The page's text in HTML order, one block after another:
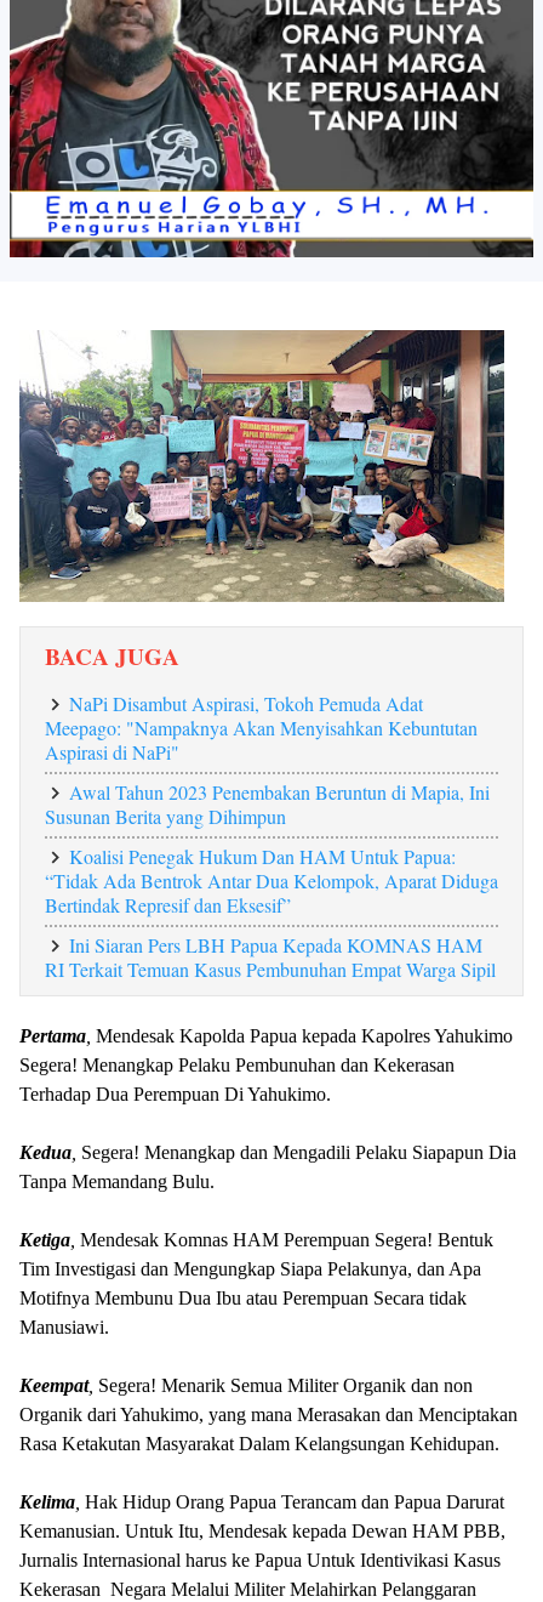
BACA JUGA
NaPi Disambut Aspirasi, Tokoh Pemuda Adat
Meepago: "Nampaknya Akan Menyisahkan Kebuntutan
Aspirasi di NaPi"
Awal Tahun 2023 Penembakan Beruntun di Mapia, Ini
Susunan Berita yang Dihimpun
Koalisi Penegak Hukum Dan HAM Untuk Papua:
“Tidak Ada Bentrok Antar Dua Kelompok, Aparat Diduga
Bertindak Represif dan Eksesif”
Ini Siaran Pers LBH Papua Kepada KOMNAS HAM
RI Terkait Temuan Kasus Pembunuhan Empat Warga Sipil
Pertama Mendesak Kapolda Papua kepada Kapolres Yahukimo
Segera! Menangkap Pelaku Pembunuhan dan Kekerasan
Terhadap Dua Perempuan Di Yahukimo.
Kedua Segera! Menangkap dan Mengadili Pelaku Siapapun Dia
Tanpa Memandang Bulu.
Ketiga Mendesak Komnas HAM Perempuan Segera! Bentuk
Tim Investigasi dan Mengungkap Siapa Pelakunya, dan Apa
Motifnya Membunu Dua Ibu atau Perempuan Secara tidak
Manusiawi.
Keempat, Segera! Menarik Semua Militer Organik dan non
Organik dari Yahukimo, yang mana Merasakan dan Menciptakan
Rasa Ketakutan Masyarakat Dalam Kelangsungan Kehidupan.
Kelima Hak Hidup Orang Papua Terancam dan Papua Darurat
Kemanusian. Untuk Itu, Mendesak kepada Dewan HAM PBB,
Jurnalis Internasional harus ke Papua Untuk Identivikasi Kasus
Kekerasan Negara Melalui Militer Melahirkan Pelanggaran